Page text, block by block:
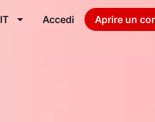
IT Accedi Aprire un